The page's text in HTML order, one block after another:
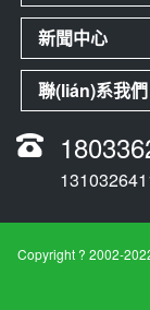
新聞中心
聯(lián)系我們
Copyright ? 2002-